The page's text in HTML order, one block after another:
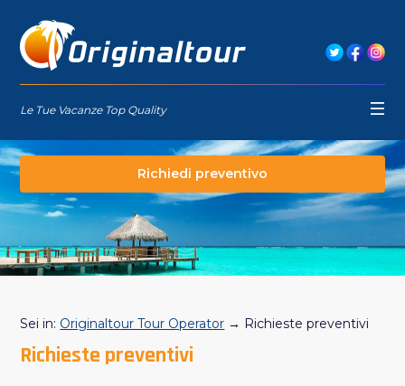
Le Tue Vacanze Top Quality
Richiedi preventivo
Sei in: Originaltour Tour Operator → Richieste preventivi
Richieste preventivi